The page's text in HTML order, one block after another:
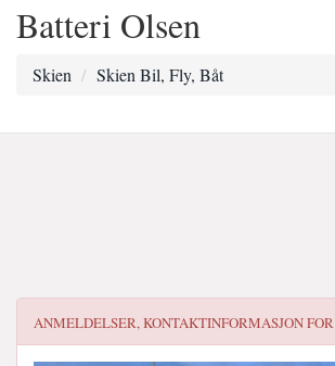
Batteri Olsen
Skien Skien Bil, Fly, Båt
ANMELDELSER, KONTAKTINFORMASJON FOR